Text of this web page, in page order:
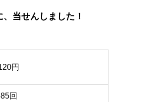
当せんしました！
円
回